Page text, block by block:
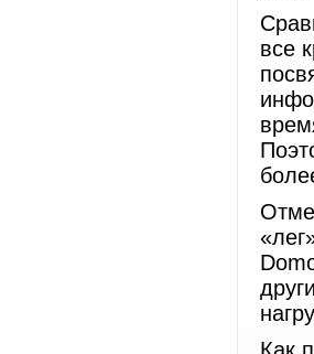
все